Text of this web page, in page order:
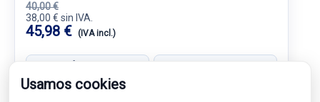
40,00 €
38,00 € sin IVA.
45,98 € (IVA incl.)
Ref: 6695906
Garantía 1 año Envío 24-48h
Usamos cookies